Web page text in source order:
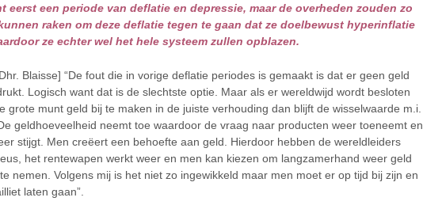
eerst een periode van deflatie en depressie, maar de overheden zouden zo
raken om deze deflatie tegen te gaan dat ze doelbewust hyperinflatie
ze echter wel het hele systeem zullen opblazen.
Blaisse] “De fout die in vorige deflatie periodes is gemaakt is dat er geen geld
Logisch want dat is de slechtste optie. Maar als er wereldwijd wordt besloten
grote munt geld bij te maken in de juiste verhouding dan blijft de wisselwaarde m.i.
geldhoeveelheid neemt toe waardoor de vraag naar producten weer toeneemt en
stijgt. Men creëert een behoefte aan geld. Hierdoor hebben de wereldleiders
het rentewapen werkt weer en men kan kiezen om langzamerhand weer geld
nemen. Volgens mij is het niet zo ingewikkeld maar men moet er op tijd bij zijn en
laten gaan”.